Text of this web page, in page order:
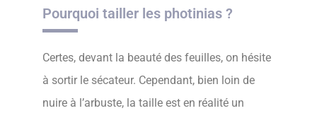
Pourquoi tailler les photinias ?
Certes, devant la beauté des feuilles, on hésite
à sortir le sécateur. Cependant, bien loin de
nuire à l’arbuste, la taille est en réalité un